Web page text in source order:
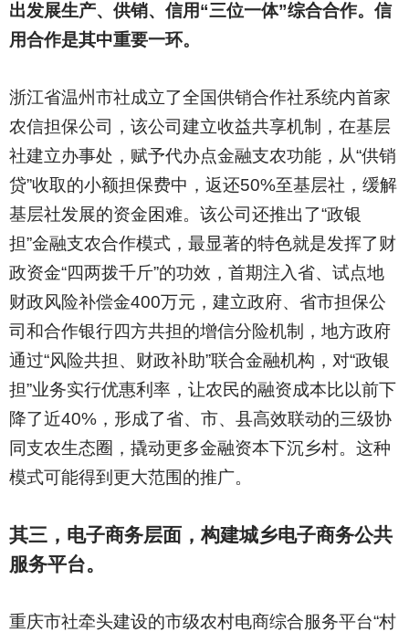
出发展生产、供销、信用“三位一体”综合合作。信
用合作是其中重要一环。
浙江省温州市社成立了全国供销合作社系统内首家
农信担保公司，该公司建立收益共享机制，在基层
社建立办事处，赋予代办点金融支农功能，从“供销
贷”收取的小额担保费中，返还50%至基层社，缓解
基层社发展的资金困难。该公司还推出了“政银
担”金融支农合作模式，最显著的特色就是发挥了财
政资金“四两拨千斤”的功效，首期注入省、试点地
财政风险补偿金400万元，建立政府、省市担保公
司和合作银行四方共担的增信分险机制，地方政府
通过“风险共担、财政补助”联合金融机构，对“政银
担”业务实行优惠利率，让农民的融资成本比以前下
降了近40%，形成了省、市、县高效联动的三级协
同支农生态圈，撬动更多金融资本下沉乡村。这种
模式可能得到更大范围的推广。
其三，电子商务层面，构建城乡电子商务公共
服务平台。
重庆市社牵头建设的市级农村电商综合服务平台“村